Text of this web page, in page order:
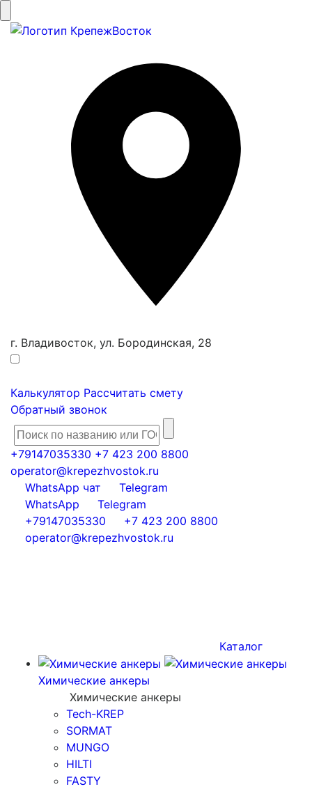
г. Владивосток, ул. Бородинская, 28
Калькулятор Рассчитать смету
Обратный звонок
+79147035330 +7 423 200 8800
operator@krepezhvostok.ru
WhatsApp чат
Telegram
WhatsApp
Telegram
+79147035330
+7 423 200 8800
operator@krepezhvostok.ru
Каталог
Химические анкеры
Химические анкеры
Tech-KREP
SORMAT
MUNGO
HILTI
FASTY